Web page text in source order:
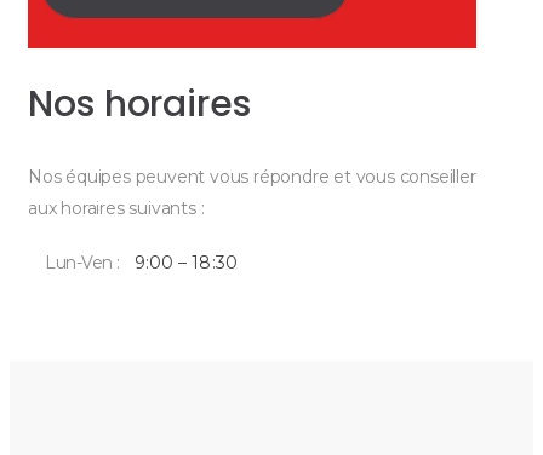
Nos horaires
Nos équipes peuvent vous répondre et vous conseiller
aux horaires suivants :
Lun-Ven : 9:00 – 18:30